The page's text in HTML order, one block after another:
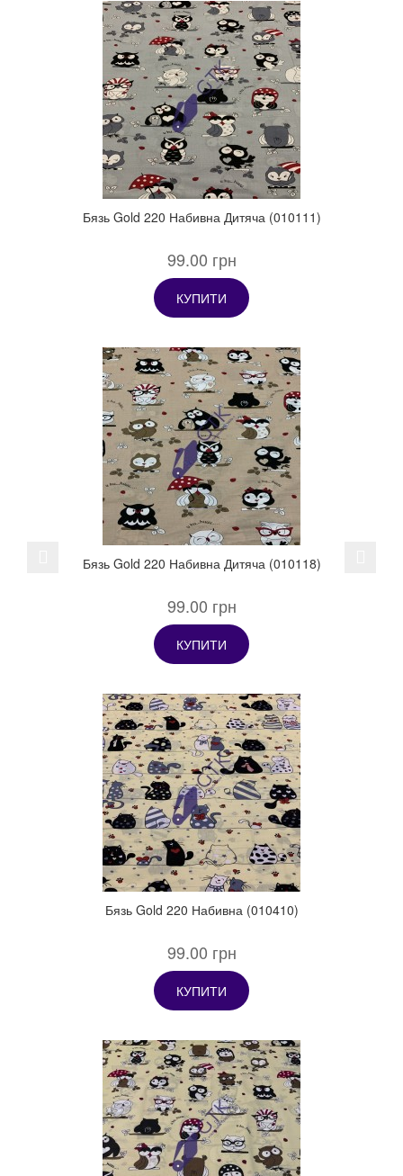
Бязь Gold 220 Набивна Дитяча (010111)
99.00 грн
КУПИТИ
Бязь Gold 220 Набивна Дитяча (010118)
99.00 грн
КУПИТИ
Бязь Gold 220 Набивна (010410)
99.00 грн
КУПИТИ
Previous